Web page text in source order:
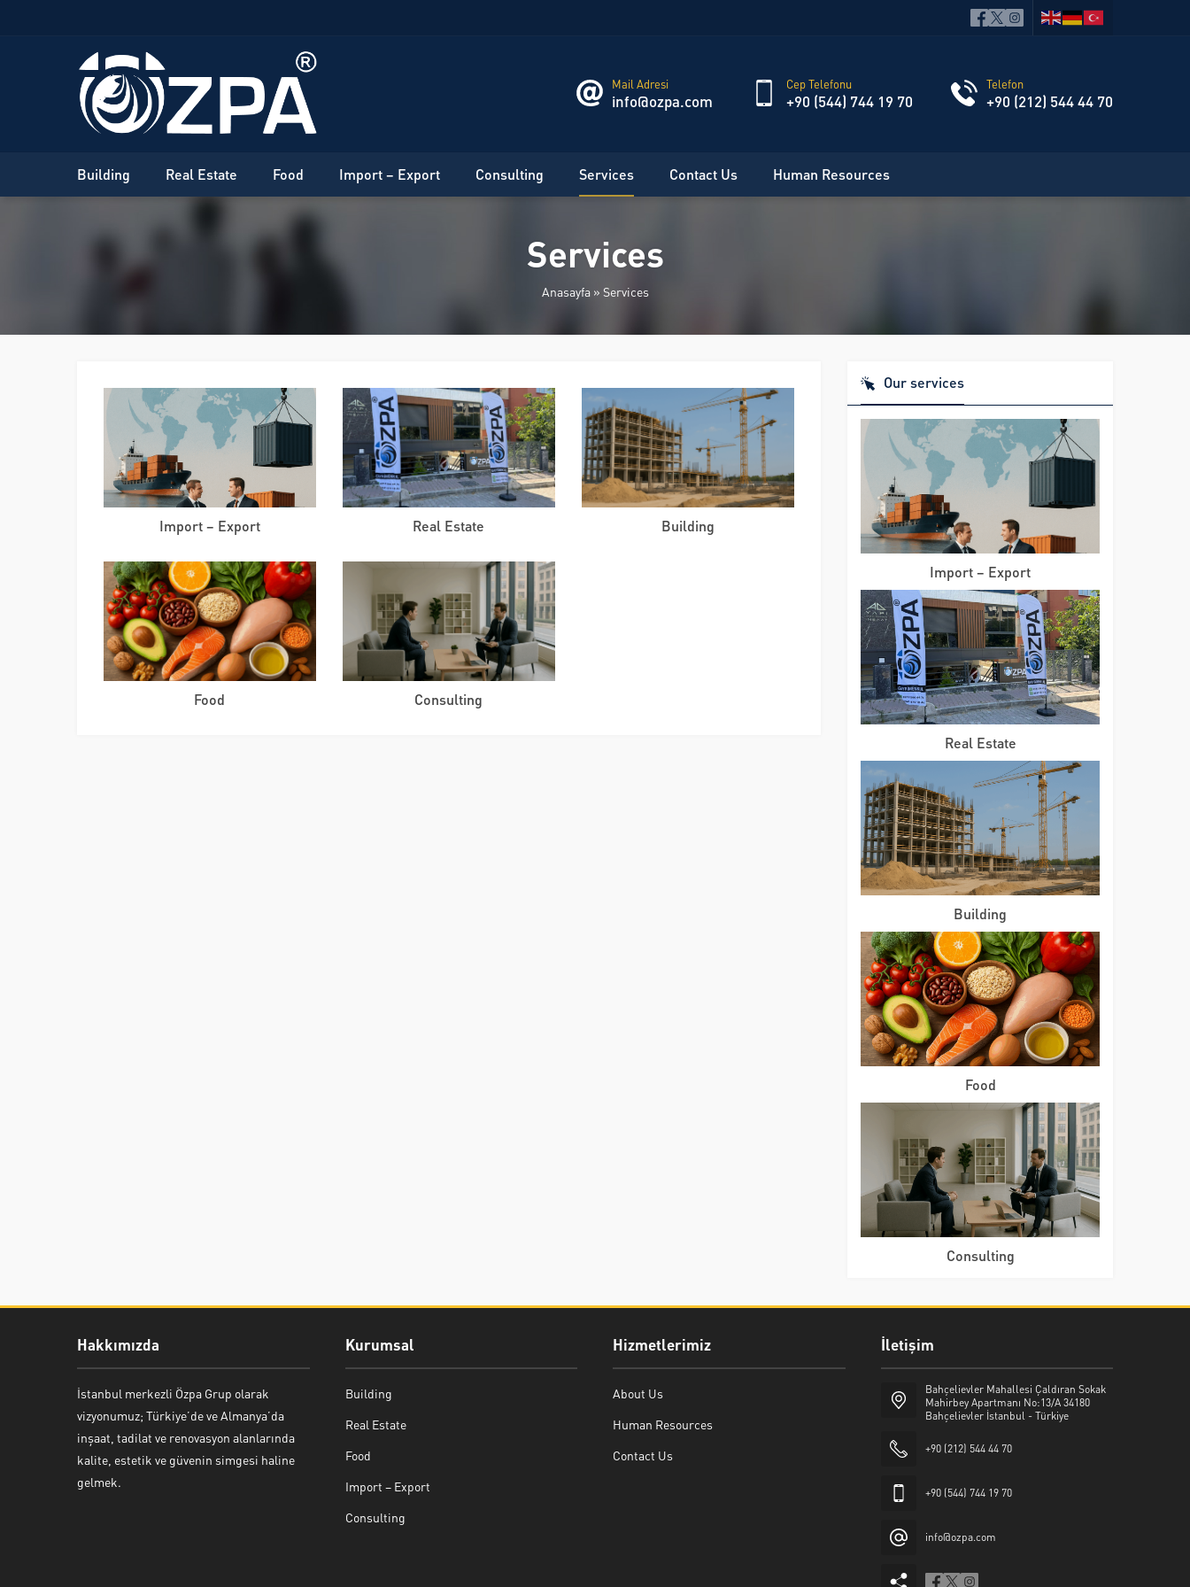
Mail Adresi
info@ozpa.com
Cep Telefonu
+90 (544) 744 19 70
Telefon
+90 (212) 544 44 70
Building Real Estate Food Import – Export Consulting Services Contact Us Human Resources
Services
Anasayfa» Services
Import – Export Real Estate Building
Food Consulting
Our services
Import – Export
Real Estate
Building
Food
Consulting
Hakkımızda
İstanbul merkezli Özpa Grup olarak
vizyonumuz; Türkiye’de ve Almanya’da
inşaat, tadilat ve renovasyon alanlarında
kalite, estetik ve güvenin simgesi haline
gelmek.
Kurumsal
Building
Real Estate
Food
Import – Export
Consulting
Hizmetlerimiz
About Us
Human Resources
Contact Us
İletişim
Bahçelievler Mahallesi Çaldıran Sokak
Mahirbey Apartmanı No:13/A 34180
Bahçelievler İstanbul - Türkiye
+90 (212) 544 44 70
+90 (544) 744 19 70
info@ozpa.com
ÖZPA Grup Yapı Sanayi Ticaret
Limited Şirketi